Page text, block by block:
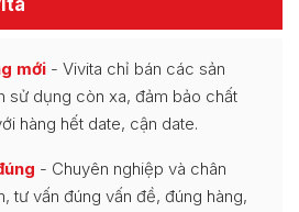
mới - Vivita chỉ bán các sản
sử dụng còn xa, đảm bảo chất
hàng hết date, cận date.
- Chuyên nghiệp và chân
tư vấn đúng vấn đề, đúng hàng,